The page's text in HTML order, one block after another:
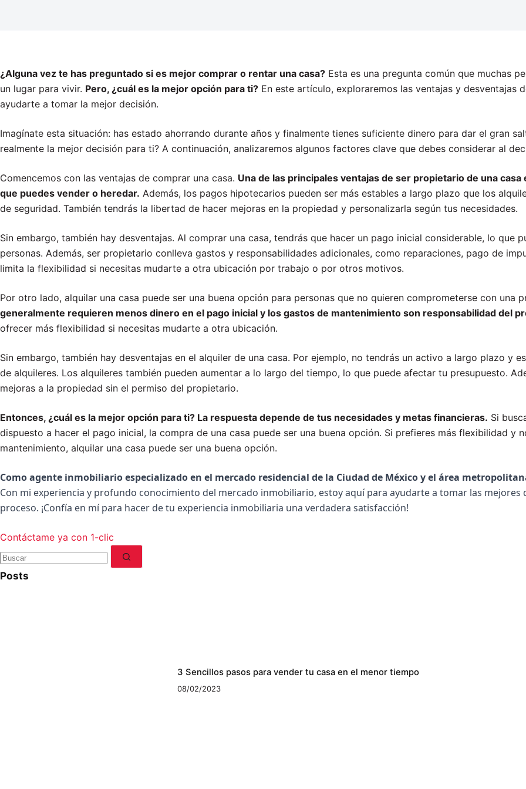
¿Alguna vez te has preguntado si es mejor comprar o rentar una casa? Esta es una pregunta común que muchas
un lugar para vivir. Pero, ¿cuál es la mejor opción para ti? En este artículo, exploraremos las ventajas y desventajas
ayudarte a tomar la mejor decisión.
Imagínate esta situación: has estado ahorrando durante años y finalmente tienes suficiente dinero para dar el gran
realmente la mejor decisión para ti? A continuación, analizaremos algunos factores clave que debes considerar al
Comencemos con las ventajas de comprar una casa. Una de las principales ventajas de ser propietario de una
que puedes vender o heredar. Además, los pagos hipotecarios pueden ser más estables a largo plazo que los
de seguridad. También tendrás la libertad de hacer mejoras en la propiedad y personalizarla según tus necesidades.
Sin embargo, también hay desventajas. Al comprar una casa, tendrás que hacer un pago inicial considerable, lo que
personas. Además, ser propietario conlleva gastos y responsabilidades adicionales, como reparaciones, pago de
limita la flexibilidad si necesitas mudarte a otra ubicación por trabajo o por otros motivos.
Por otro lado, alquilar una casa puede ser una buena opción para personas que no quieren comprometerse con una
generalmente requieren menos dinero en el pago inicial y los gastos de mantenimiento son responsabilidad del
ofrecer más flexibilidad si necesitas mudarte a otra ubicación.
Sin embargo, también hay desventajas en el alquiler de una casa. Por ejemplo, no tendrás un activo a largo plazo y
de alquileres. Los alquileres también pueden aumentar a lo largo del tiempo, lo que puede afectar tu presupuesto.
mejoras a la propiedad sin el permiso del propietario.
Entonces, ¿cuál es la mejor opción para ti? La respuesta depende de tus necesidades y metas financieras. Si
dispuesto a hacer el pago inicial, la compra de una casa puede ser una buena opción. Si prefieres más flexibilidad y
mantenimiento, alquilar una casa puede ser una buena opción.
Como agente inmobiliario especializado en el mercado residencial de la Ciudad de México y el área
Con mi experiencia y profundo conocimiento del mercado inmobiliario, estoy aquí para ayudarte a tomar las
proceso. ¡Confía en mí para hacer de tu experiencia inmobiliaria una verdadera satisfacción!
Contáctame ya con 1-clic
No
results
Posts
3 Sencillos pasos para vender tu casa en el menor tiempo
08/02/2023